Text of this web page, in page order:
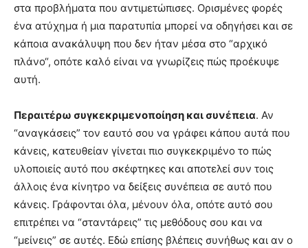
στα προβλήματα που αντιμετώπισες. Ορισμένες φορές
ένα ατύχημα ή μια παρατυπία μπορεί να οδηγήσει και σε
κάποια ανακάλυψη που δεν ήταν μέσα στο “αρχικό
πλάνο“, οπότε καλό είναι να γνωρίζεις πώς προέκυψε
αυτή.
Περαιτέρω συγκεκριμενοποίηση και συνέπεια. Αν
“αναγκάσεις” τον εαυτό σου να γράφει κάπου αυτά που
κάνεις, κατευθείαν γίνεται πιο συγκεκριμένο το πώς
υλοποιείς αυτό που σκέφτηκες και αποτελεί συν τοις
άλλοις ένα κίνητρο να δείξεις συνέπεια σε αυτό που
κάνεις. Γράφονται όλα, μένουν όλα, οπότε αυτό σου
επιτρέπει να “σταντάρεις” τις μεθόδους σου και να
“μείνεις” σε αυτές. Εδώ επίσης βλέπεις συνήθως και αν ο